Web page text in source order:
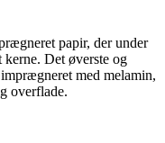
papir, der under
Det øverste og
med melamin,
overflade.